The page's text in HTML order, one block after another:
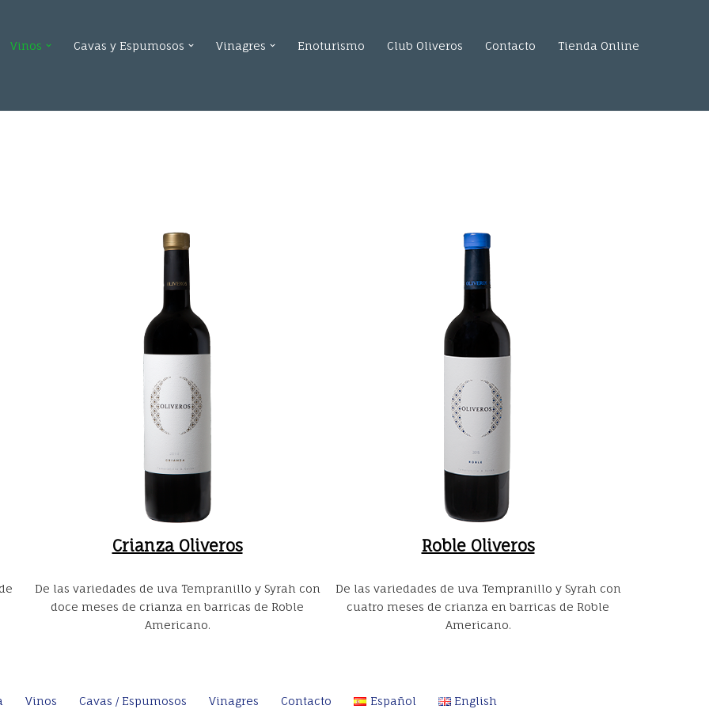
Vinos Cavas y Espumosos Vinagres Enoturismo Club Oliveros Contacto
Tienda Online
Crianza Oliveros
De las variedades de uva Tempranillo y Syrah con
doce meses de crianza en barricas de Roble
Americano.
Roble Oliveros
De las variedades de uva Tempranillo y Syrah con
cuatro meses de crianza en barricas de Roble
Americano.
Vinos Cavas / Espumosos Vinagres Contacto Español English